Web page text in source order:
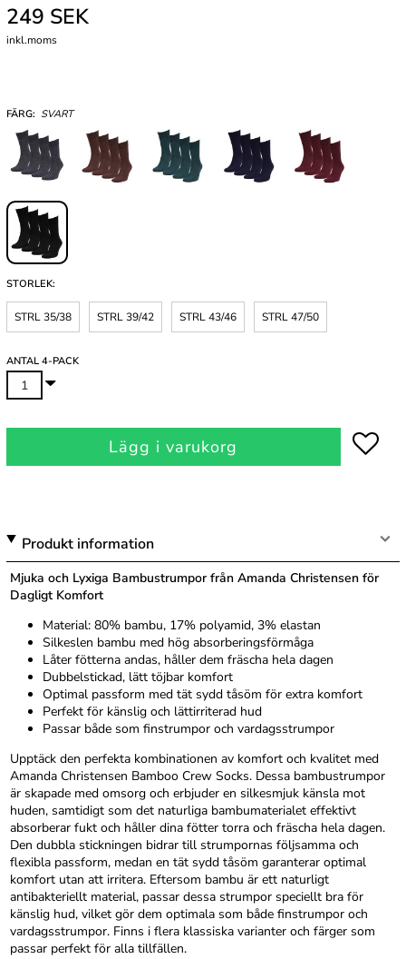
249 SEK
inkl.moms
FÄRG: SVART
STORLEK:
STRL 35/38 STRL 39/42 STRL 43/46 STRL 47/50
ANTAL 4-PACK
Lägg i varukorg
Produkt information
Mjuka och Lyxiga Bambustrumpor från Amanda Christensen för
Dagligt Komfort
Material: 80% bambu, 17% polyamid, 3% elastan
Silkeslen bambu med hög absorberingsförmåga
Låter fötterna andas, håller dem fräscha hela dagen
Dubbelstickad, lätt töjbar komfort
Optimal passform med tät sydd tåsöm för extra komfort
Perfekt för känslig och lättirriterad hud
Passar både som finstrumpor och vardagsstrumpor
Upptäck den perfekta kombinationen av komfort och kvalitet med
Amanda Christensen Bamboo Crew Socks. Dessa bambustrumpor
är skapade med omsorg och erbjuder en silkesmjuk känsla mot
huden, samtidigt som det naturliga bambumaterialet effektivt
absorberar fukt och håller dina fötter torra och fräscha hela dagen.
Den dubbla stickningen bidrar till strumpornas följsamma och
flexibla passform, medan en tät sydd tåsöm garanterar optimal
komfort utan att irritera. Eftersom bambu är ett naturligt
antibakteriellt material, passar dessa strumpor speciellt bra för
känslig hud, vilket gör dem optimala som både finstrumpor och
vardagsstrumpor. Finns i flera klassiska varianter och färger som
passar perfekt för alla tillfällen.